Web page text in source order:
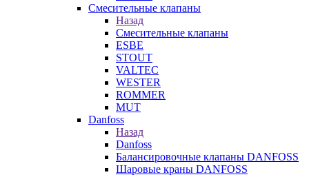
Смесительные клапаны
Назад
Смесительные клапаны
ESBE
STOUT
VALTEC
WESTER
ROMMER
MUT
Danfoss
Назад
Danfoss
Балансировочные клапаны DANFOSS
Шаровые краны DANFOSS